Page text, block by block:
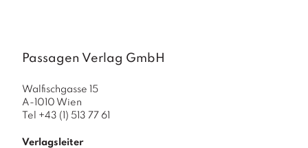
Passagen Verlag GmbH
Walfischgasse 15
A-1010 Wien
Tel +43 (1) 513 77 61
Verlagsleiter